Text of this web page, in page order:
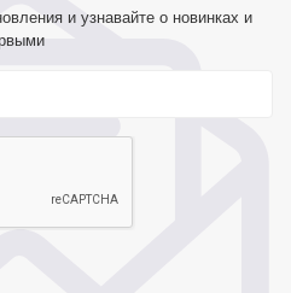
и узнавайте о новинках и